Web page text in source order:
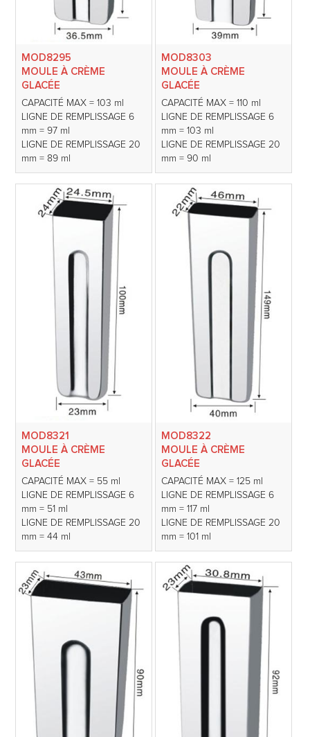
MOD8295
MOULE À CRÈME
GLACÉE
CAPACITÉ MAX = 103 ml
LIGNE DE REMPLISSAGE 6
mm = 97 ml
LIGNE DE REMPLISSAGE 20
mm = 89 ml
MOD8303
MOULE À CRÈME
GLACÉE
CAPACITÉ MAX = 110 ml
LIGNE DE REMPLISSAGE 6
mm = 103 ml
LIGNE DE REMPLISSAGE 20
mm = 90 ml
MOD8321
MOULE À CRÈME
GLACÉE
CAPACITÉ MAX = 55 ml
LIGNE DE REMPLISSAGE 6
mm = 51 ml
LIGNE DE REMPLISSAGE 20
mm = 44 ml
MOD8322
MOULE À CRÈME
GLACÉE
CAPACITÉ MAX = 125 ml
LIGNE DE REMPLISSAGE 6
mm = 117 ml
LIGNE DE REMPLISSAGE 20
mm = 101 ml